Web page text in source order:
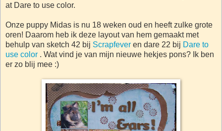
at Dare to use color.
Onze puppy Midas is nu 18 weken oud en heeft zulke grote
oren! Daarom heb ik deze layout van hem gemaakt met
behulp van sketch 42 bij Scrapfever en dare 22 bij Dare to
use color . Wat vind je van mijn nieuwe hekjes pons? Ik ben
er zo blij mee :)